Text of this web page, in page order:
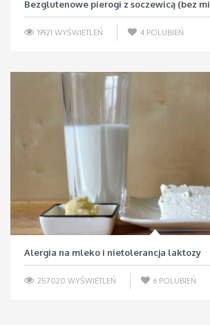
Bezglutenowe pierogi z soczewicą (bez
19921 WYŚWIETLEŃ 4 POLUBIEŃ
Alergia na mleko i nietolerancja laktozy
257020 WYŚWIETLEŃ 6 POLUBIEŃ